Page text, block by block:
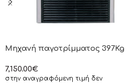
Μηχανή παγοτρίμματος 397Kg
7,150.00€
στην αναγραφόμενη τιμή δεν